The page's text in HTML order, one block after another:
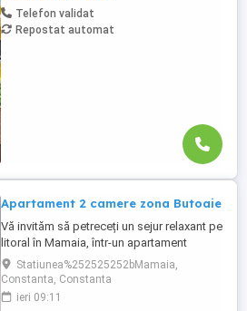
camere spațioase, dintre care: 13 camere
duble ...
Telefon validat
Repostat automat
Apartament 2 camere zona Butoaie
Vă invităm să petreceți un sejur relaxant pe
litoral în Mamaia, într-un apartament
modern, situat în complexul Moonlight,
Residence, zona centrală una dintre cele
mai căutate locații din stațiune. Locație
Statiunea%252525252bMamaia,
Constanta, Constanta
ieri 09:11